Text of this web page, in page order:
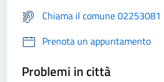
Chiama il comune 02253081
Prenota un appuntamento
Problemi in città